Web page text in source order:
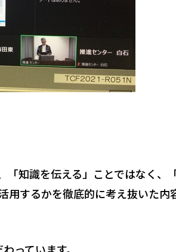
知識を伝える」ことではなく、
するかを徹底的に考え抜いた内